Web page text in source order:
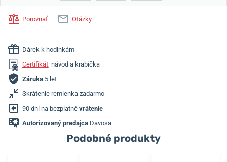
Porovnať Otázky
Dárek k hodinkám
Certifikát, návod a krabička
Záruka 5 let
Skrátenie remienka zadarmo
90 dní na bezplatné vrátenie
Autorizovaný predajca Davosa
Podobné produkty